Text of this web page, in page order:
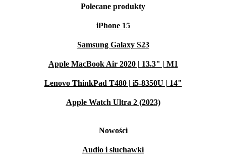
Polecane produkty
iPhone 15
Samsung Galaxy S23
Apple MacBook Air 2020 | 13.3" | M1
Lenovo ThinkPad T480 | i5-8350U | 14"
Apple Watch Ultra 2 (2023)
Nowości
Audio i słuchawki